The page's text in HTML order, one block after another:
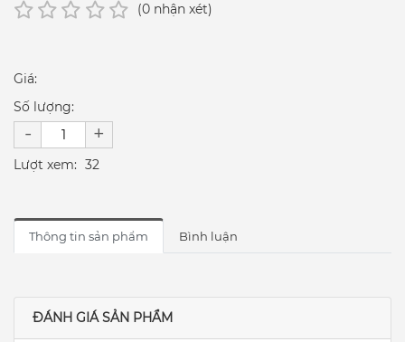
(0 nhận xét)
Giá:
Số lượng:
- +
Lượt xem: 32
Thông tin sản phẩm Bình luận
ĐÁNH GIÁ SẢN PHẨM